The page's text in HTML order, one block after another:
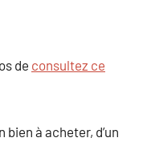
de consultez ce
bien à acheter, d’un